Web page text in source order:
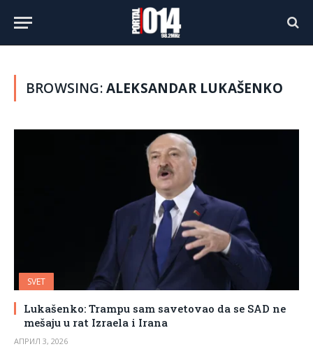
BROWSING:ALEKSANDAR LUKAŠENKO
SVET
Lukašenko: Trampu sam savetovao da se SAD ne
mešaju u rat Izraela i Irana
АПРИЛ 3, 2026